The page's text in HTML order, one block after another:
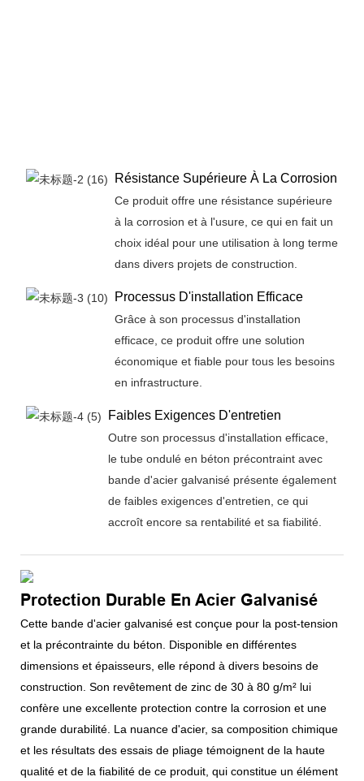
Résistance Supérieure À La Corrosion
Ce produit offre une résistance supérieure
à la corrosion et à l'usure, ce qui en fait un
choix idéal pour une utilisation à long terme
dans divers projets de construction.
Processus D'installation Efficace
Grâce à son processus d'installation
efficace, ce produit offre une solution
économique et fiable pour tous les besoins
en infrastructure.
Faibles Exigences D'entretien
Outre son processus d'installation efficace,
le tube ondulé en béton précontraint avec
bande d'acier galvanisé présente également
de faibles exigences d'entretien, ce qui
accroît encore sa rentabilité et sa fiabilité.
Protection Durable En Acier Galvanisé
Cette bande d'acier galvanisé est conçue pour la post-tension
et la précontrainte du béton. Disponible en différentes
dimensions et épaisseurs, elle répond à divers besoins de
construction. Son revêtement de zinc de 30 à 80 g/m² lui
confère une excellente protection contre la corrosion et une
grande durabilité. La nuance d'acier, sa composition chimique
et les résultats des essais de pliage témoignent de la haute
qualité et de la fiabilité de ce produit, qui constitue un élément